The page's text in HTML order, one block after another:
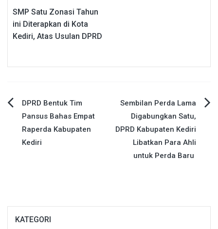
SMP Satu Zonasi Tahun
ini Diterapkan di Kota
Kediri, Atas Usulan DPRD
Navigasi
pos
DPRD Bentuk Tim
Pansus Bahas Empat
Raperda Kabupaten
Kediri
Sembilan Perda Lama
Digabungkan Satu,
DPRD Kabupaten Kediri
Libatkan Para Ahli
untuk Perda Baru
KATEGORI